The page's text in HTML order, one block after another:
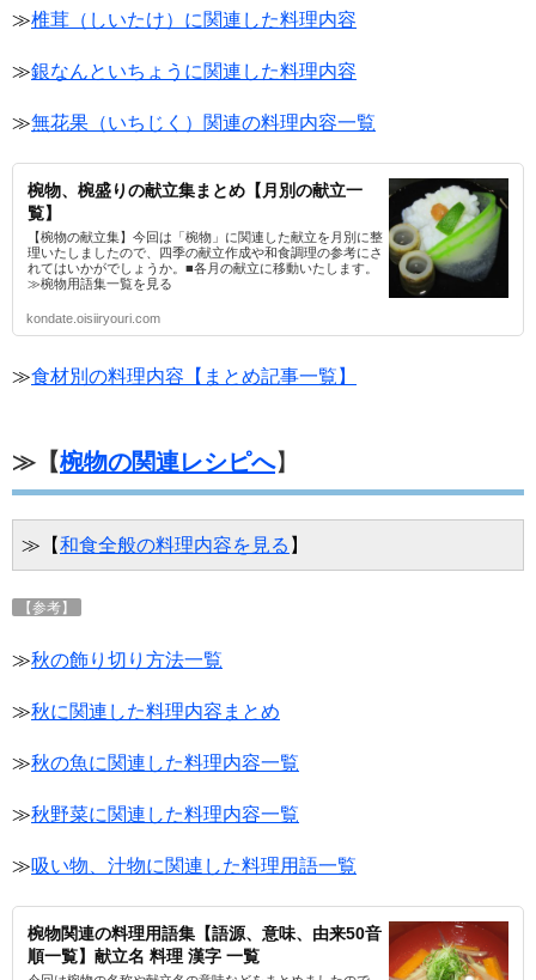
≫椎茸（しいたけ）に関連した料理内容
≫銀なんといちょうに関連した料理内容
≫無花果（いちじく）関連の料理内容一覧
椀物、椀盛りの献立集まとめ【月別の献立一
覧】
【椀物の献立集】今回は「椀物」に関連した献立を月別に整
理いたしましたので、四季の献立作成や和食調理の参考にさ
れてはいかがでしょうか。■各月の献立に移動いたします。
≫椀物用語集一覧を見る
kondate.oisiiryouri.com
≫食材別の料理内容【まとめ記事一覧】
≫【椀物の関連レシピへ】
≫【和食全般の料理内容を見る 】
【参考】
≫秋の飾り切り方法一覧
≫秋に関連した料理内容まとめ
≫秋の魚に関連した料理内容一覧
≫秋野菜に関連した料理内容一覧
≫吸い物、汁物に関連した料理用語一覧
椀物関連の料理用語集【語源、意味、由来50音
順一覧】献立名 料理 漢字 一覧